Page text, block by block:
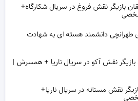
بازیگر نقش فروغ در سریال شکارگاه+
طهرانچی دانشمند هسته ای به شهادت
بازیگر نقش آکو در سریال ناریا + همسرش |
نقش مستانه در سریال ناریا+